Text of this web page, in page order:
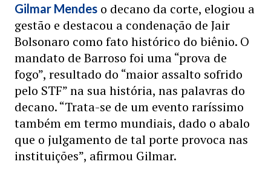
Gilmar Mendes o decano da corte, elogiou a
gestão e destacou a condenação de Jair
Bolsonaro como fato histórico do biênio. O
mandato de Barroso foi uma “prova de
fogo”, resultado do “maior assalto sofrido
pelo STF” na sua história, nas palavras do
decano. “Trata-se de um evento raríssimo
também em termo mundiais, dado o abalo
que o julgamento de tal porte provoca nas
instituições”, afirmou Gilmar.